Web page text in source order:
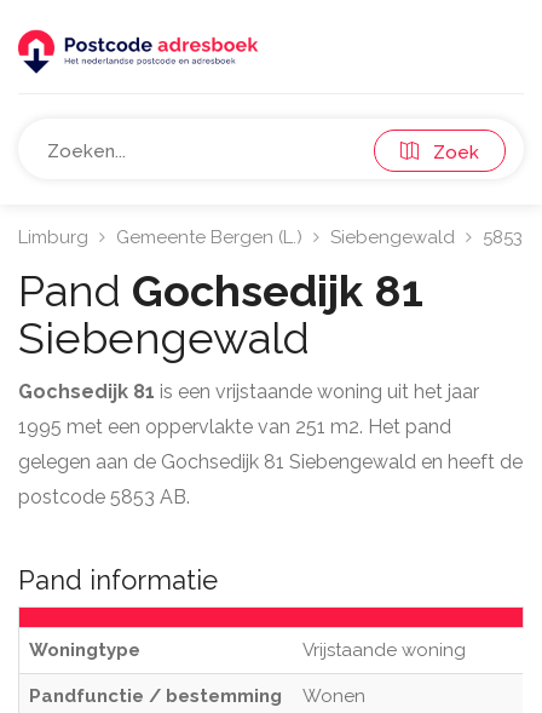
Zoek
Limburg Gemeente Bergen (L.) Siebengewald 5853
Pand Gochsedijk 81
Siebengewald
Gochsedijk 81 is een vrijstaande woning uit het jaar
1995 met een oppervlakte van 251 m2. Het pand
gelegen aan de Gochsedijk 81 Siebengewald en heeft de
postcode 5853 AB.
Pand informatie
Woningtype Vrijstaande woning
Pandfunctie / bestemming Wonen